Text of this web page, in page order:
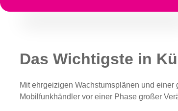
Das Wichtigste in
Mit ehrgeizigen Wachstumsplänen und
Mobilfunkhändler vor einer Phase großer